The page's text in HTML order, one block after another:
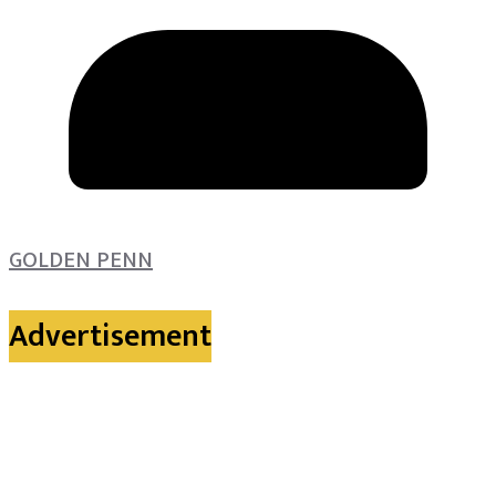
GOLDEN PENN
Advertisement